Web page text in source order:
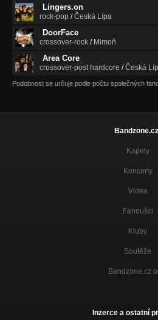
Lingers.on
rock-pop /Česká Lípa
DoorFace
crossover-rock / Mimoň
Area Core
crossover-post hardcore /Česká
Podobnost se určuje podle počtu společných
Bandzone.cz
Kapely
Koncerty
Videa
Fanoušci
Kluby
Soutěže
Bandzone.cz
Inzerce a ostatní